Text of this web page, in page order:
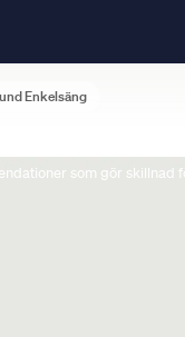
som gör skillnad
Enkelsäng